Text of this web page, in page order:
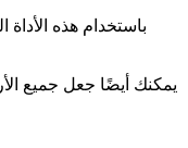
باستخدام هذه الأداة
يمكنك أيضًا جعل جميع